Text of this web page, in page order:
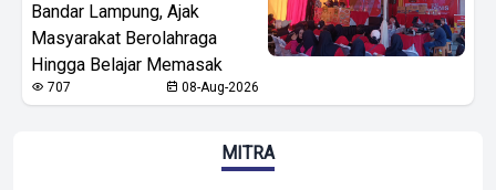
Bandar Lampung, Ajak
Masyarakat Berolahraga
Hingga Belajar Memasak
707 08-Aug-2026
MITRA